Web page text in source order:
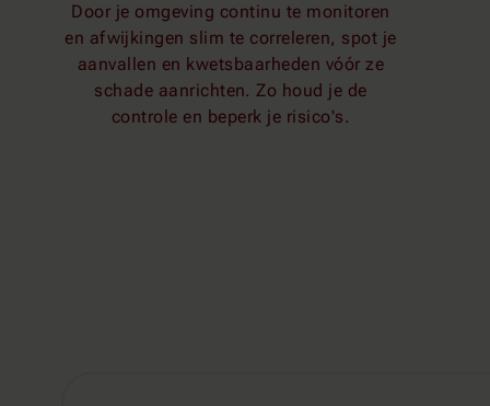
Door je omgeving continu te monitoren
en afwijkingen slim te correleren, spot je
aanvallen en kwetsbaarheden vóór ze
schade aanrichten. Zo houd je de
controle en beperk je risico's.